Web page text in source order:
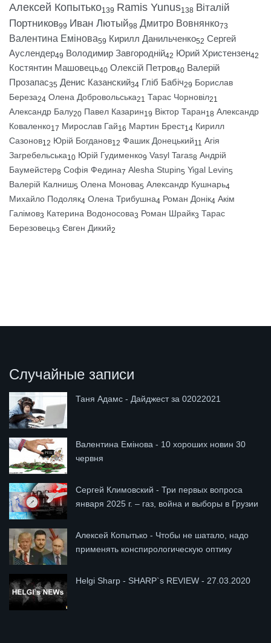
Алексей Копытько139 Ramis Yunus138 Віталій
Портников99 Иван Лютый98 Дмитро Вовнянко73
Валентина Емінова59 Кирилл Данильченко52 Сергей
Ауслендер49 Володимир Завгородній42 Юрий Христензен42
Костянтин Машовець40 Олексій Петров40 Валерій
Прозапас35 Денис Казанский34 Гліб Бабіч29 Борислав
Береза24 Олена Добровольська21 Тарас Чорновіл21
Александр Балу20 Павел Казарин19 Віктор Таран18 Александр
Коваленко17 Мирослав Гай16 Мартин Брест14 Кирилл
Сазонов12 Юрій Богданов12 Фашик Донецький11 Агія
Загребельська10 Юрій Гудименко9 Vasyl Taras8 Андрій
Баумейстер8 Софія Федина7 Alesha Stupin5 Yigal Levin5
Валерій Калниш5 Олена Монова5 Александр Кушнарь4
Михайло Подоляк4 Олена Трибушна4 Роман Донік4 Акім
Галімов3 Катерина Водоносова3 Роман Шрайк3 Тарас
Березовець3 Євген Дикий2
Случайные записи
Таня Адамс - Дайджест за 02022021
Валентина Емінова - 10 хороших новин 30
червня
Сергей Климовский - Три первых вопроса
января 2025 г. – газ, война и выборы в Грузии
Алексей Копытько - Чтобы не шатало, надо
применять конспирологическую оптику
Helgi Sharp - SHARP`s REVIEW - 27.03.2020